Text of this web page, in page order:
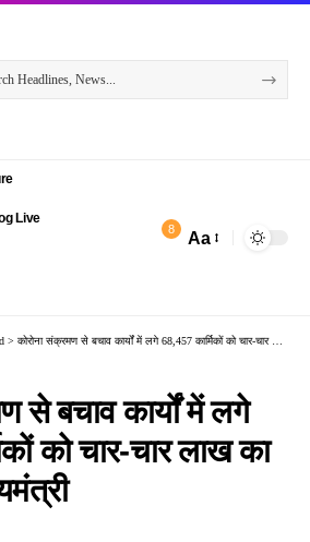
Live
8 Aa
> कोरोना संक्रमण से बचाव कार्यों में लगे 68,457 कार्मिकों को चार-चार लाख का बीमा लाभः मुख्यमंत्री
से बचाव कार्यों में लगे
को चार-चार लाख का